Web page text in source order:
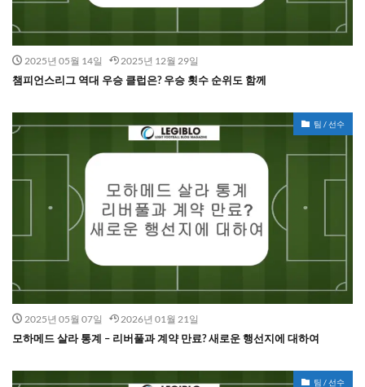
2025년 05월 14일 2025년 12월 29일
챔피언스리그 역대 우승 클럽은? 우승 횟수 순위도 함께
팀 / 선수
2025년 05월 07일 2026년 01월 21일
모하메드 살라 통계 – 리버풀과 계약 만료? 새로운 행선지에 대하여
팀 / 선수